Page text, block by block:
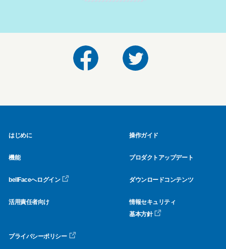
はじめに 操作ガイド
機能 プロダクトアップデート
bellFaceへログイン ダウンロードコンテンツ
活用責任者向け
情報セキュリティ
基本方針
プライバシーポリシー